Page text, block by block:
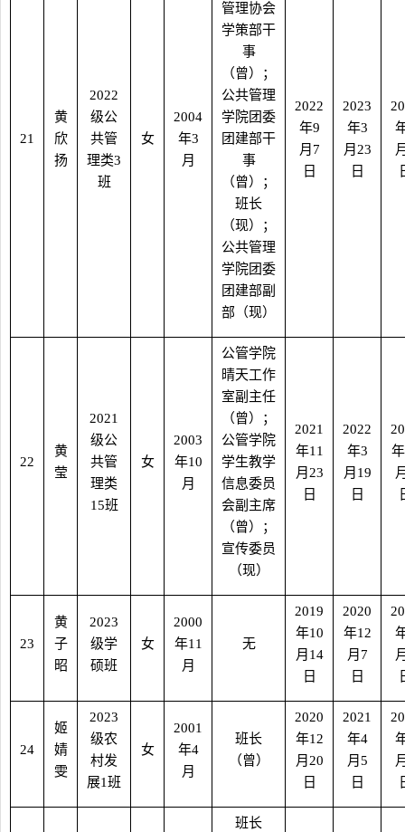
21
黄
欣
扬
2022
级公
共管
理类3
班
女
2004
年3
月
管理协会
学策部干
事
（曾）；
公共管理
学院团委
团建部干
事
（曾）；
班长
（现）；
公共管理
学院团委
团建部副
部（现）
2022
年9
月 7
日
2023
年3
月 23
日
22
黄
莹
2021
级公
共管
理类
15班
女
2003
年10
月
公管学院
晴天工作
室副主任
（曾）；
公管学院
学生教学
信息委员
会副主席
（曾）；
宣传委员
（现）
2021
年11
月 23
日
2022
年3
月 19
日
年
23
黄
子
昭
2023
级学
硕班
女
2000
年11
月
无
2019
年10
月 14
日
2020
年12
月 7
日
24
姬
婧
雯
2023
级农
村发
展1班
女
2001
年4
月
班长
（曾）
2020
年12
月 20
日
2021
年4
月5
日
班长